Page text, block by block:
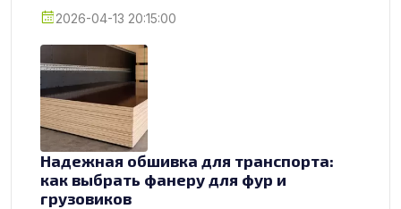
2026-04-13 20:15:00
Надежная обшивка для транспорта:
как выбрать фанеру для фур и
грузовиков